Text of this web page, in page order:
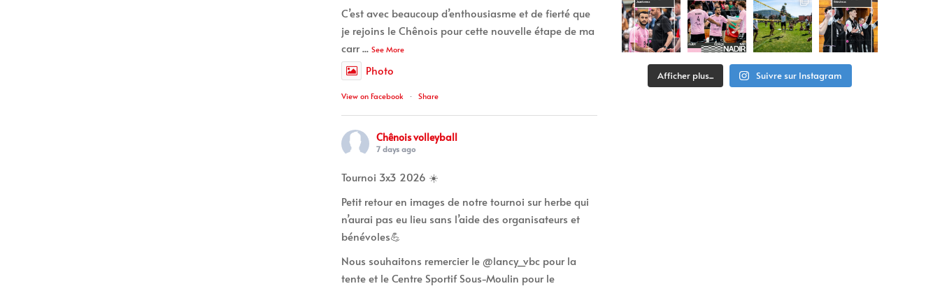
C’est avec beaucoup d’enthousiasme et de fierté que
je rejoins le Chênois pour cette nouvelle étape de ma
carr... See More
Photo
View on Facebook · Share
Chênois volleyball
7 days ago
Tournoi 3x3 2026 ☀️
Petit retour en images de notre tournoi sur herbe qui
n’aurai pas eu lieu sans l’aide des organisateurs et
bénévoles💪
Nous souhaitons remercier le @lancy_vbc pour la
tente et le Centre Sportif Sous-Moulin pour le
Afficher plus... Suivre sur Instagram